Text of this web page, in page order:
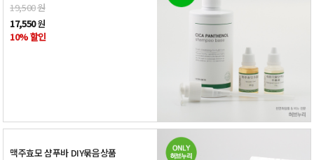
19,500원
17,550원
10% 할인
맥주효모 샴푸바 DIY묶음상품